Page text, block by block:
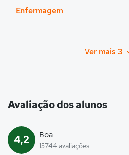
Enfermagem
Ver mais 3
Avaliação dos alunos
4,2 Boa
15744 avaliações